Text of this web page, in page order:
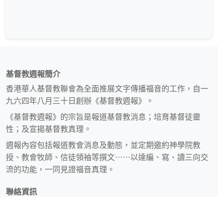
基督教週報簡介
香港華人基督教聯會為全面推展文字傳播福音的工作，自一
九六四年八月三十日創辦《基督教週報》。
《基督教週報》的宗旨是報道基督教消息；培育基督徒靈
性；及宣揚基督教真理。
週報內容包括報道教會消息及動態，並定期邀約神學院教
授、教會牧師、信徒領袖等撰文⋯⋯以達編、寫、讀三向交
流的功能，一同見證福音真理。
聯絡資訊